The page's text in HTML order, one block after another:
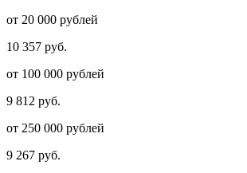
от 20 000 рублей
10 357 руб.
от 100 000 рублей
9 812 руб.
от 250 000 рублей
9 267 руб.